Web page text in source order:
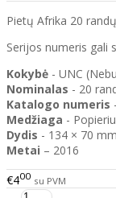
Pietų Afrika 20
Serijos numeris gali
Kokybė - UNC
Nominalas - 20
Katalogo numeris
Medžiaga -
Dydis - 134 × 70 mm
Metai – 2016
€400 su PVM